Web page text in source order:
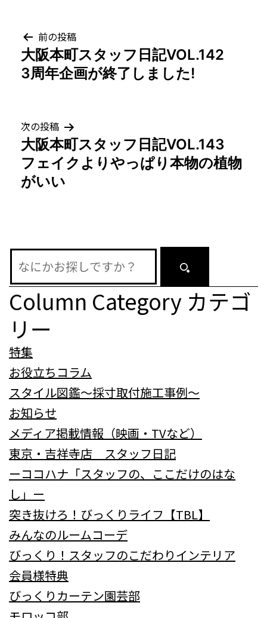
投
稿
ビ
ゲ
ー
ン
前の投稿
大阪本町スタッフ日記VOL.142
3周年企画が終了しました!
次の投稿
大阪本町スタッフ日記VOL.143
フェイクよりやっぱり本物の植物
がいい
Column Category カテゴ
リー
特集
お役立ちコラム
スタイル図鑑～採寸取付施工事例～
お知らせ
メディア掲載情報（映画・TVなど）
東京・吉祥寺店 スタッフ日記
ーココハナ「スタッフの、ここだけのはな
し」ー
突き抜けろ！びっくりライフ【TBL】
みんなのルームコーデ
びっくり！スタッフのこだわりインテリア
会員様特典
びっくりカーテン園芸部